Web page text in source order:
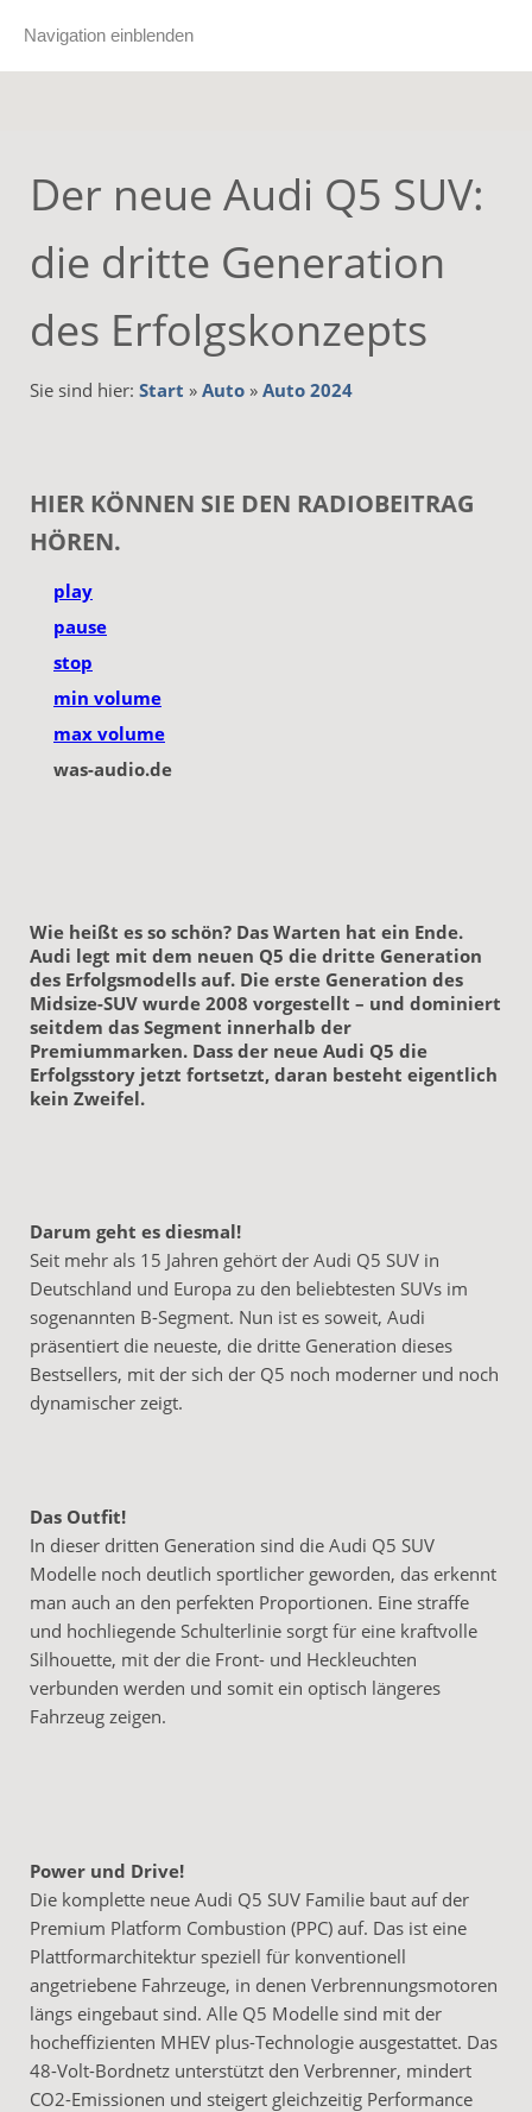
Navigation einblenden
Der neue Audi Q5 SUV:
die dritte Generation
des Erfolgskonzepts
Sie sind hier: Start » Auto » Auto 2024
HIER KÖNNEN SIE DEN RADIOBEITRAG
HÖREN.
play
pause
stop
min volume
max volume
was-audio.de
Wie heißt es so schön? Das Warten hat ein Ende.
Audi legt mit dem neuen Q5 die dritte Generation
des Erfolgsmodells auf. Die erste Generation des
Midsize-SUV wurde 2008 vorgestellt – und dominiert
seitdem das Segment innerhalb der
Premiummarken. Dass der neue Audi Q5 die
Erfolgsstory jetzt fortsetzt, daran besteht eigentlich
kein Zweifel.
Darum geht es diesmal!
Seit mehr als 15 Jahren gehört der Audi Q5 SUV in
Deutschland und Europa zu den beliebtesten SUVs im
sogenannten B-Segment. Nun ist es soweit, Audi
präsentiert die neueste, die dritte Generation dieses
Bestsellers, mit der sich der Q5 noch moderner und noch
dynamischer zeigt.
Das Outfit!
In dieser dritten Generation sind die Audi Q5 SUV
Modelle noch deutlich sportlicher geworden, das erkennt
man auch an den perfekten Proportionen. Eine straffe
und hochliegende Schulterlinie sorgt für eine kraftvolle
Silhouette, mit der die Front- und Heckleuchten
verbunden werden und somit ein optisch längeres
Fahrzeug zeigen.
Power und Drive!
Die komplette neue Audi Q5 SUV Familie baut auf der
Premium Platform Combustion (PPC) auf. Das ist eine
Plattformarchitektur speziell für konventionell
angetriebene Fahrzeuge, in denen Verbrennungsmotoren
längs eingebaut sind. Alle Q5 Modelle sind mit der
hocheffizienten MHEV plus-Technologie ausgestattet. Das
48-Volt-Bordnetz unterstützt den Verbrenner, mindert
CO2-Emissionen und steigert gleichzeitig Performance